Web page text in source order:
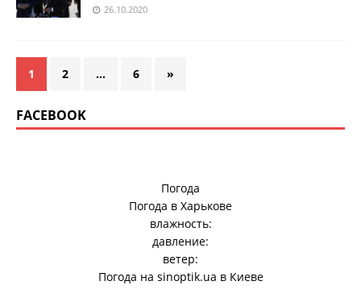
26.10.2020
1 2 … 6 »
FACEBOOK
Погода
Погода в Харькове
влажность:
давление:
ветер:
Погода на sinoptik.ua в Киеве